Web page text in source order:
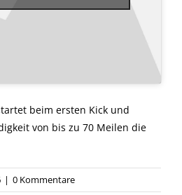
beim ersten Kick und
von bis zu 70 Meilen die
| 0 Kommentare